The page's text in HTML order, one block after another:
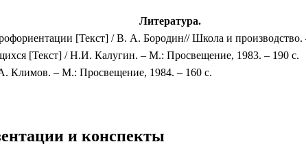
Литература.
[Текст] / В. А. Бородин// Школа и
[Текст] / Н.И. Калугин. – М.: Просвещение, 1983. – 190 с.
Климов. – М.: Просвещение, 1984. – 160 с.
и конспекты